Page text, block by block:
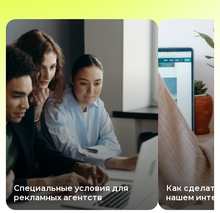
Специальные условия для
рекламных агентств
Как
нашем